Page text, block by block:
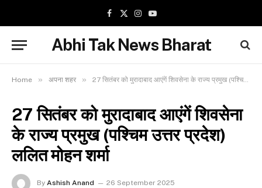
Facebook
X
Instagram
YouTube
Abhi Tak News Bharat
Home » अपना शहर » 27 सितंबर को मुरादाबाद आएंगें शिवसेना के राज्य प्रमुख (पश्चिम उत्तर प्रदेश) ललित मोहन शर्मा
27 सितंबर को मुरादाबाद आएंगें शिवसेना
के राज्य प्रमुख (पश्चिम उत्तर प्रदेश)
ललित मोहन शर्मा
By Ashish Anand
26 September 2025